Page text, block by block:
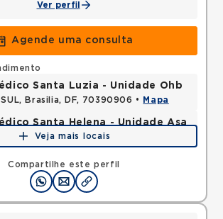
Ver perfil
Agende uma consulta
Compartilhe este perfil
Santa Luzia - Unidade Ohb
SUL, Brasilia, DF, 70390906 • Mapa
Santa Helena - Unidade Asa
NORTE, Brasilia, DF, 70770560 •Mapa
Veja mais locais